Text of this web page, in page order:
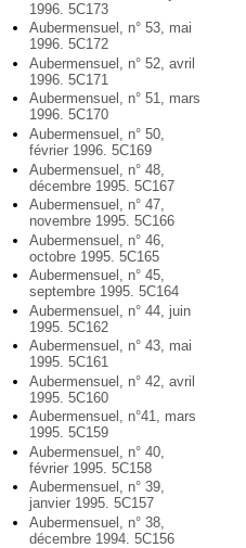
1996. 5C173
Aubermensuel, n° 53, mai
1996. 5C172
Aubermensuel, n° 52, avril
1996. 5C171
Aubermensuel, n° 51, mars
1996. 5C170
Aubermensuel, n° 50,
février 1996. 5C169
Aubermensuel, n° 48,
décembre 1995. 5C167
Aubermensuel, n° 47,
novembre 1995. 5C166
Aubermensuel, n° 46,
octobre 1995. 5C165
Aubermensuel, n° 45,
septembre 1995. 5C164
Aubermensuel, n° 44, juin
1995. 5C162
Aubermensuel, n° 43, mai
1995. 5C161
Aubermensuel, n° 42, avril
1995. 5C160
Aubermensuel, n°41, mars
1995. 5C159
Aubermensuel, n° 40,
février 1995. 5C158
Aubermensuel, n° 39,
janvier 1995. 5C157
Aubermensuel, n° 38,
décembre 1994. 5C156